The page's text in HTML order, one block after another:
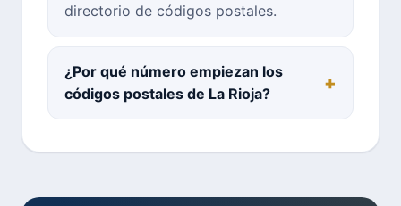
directorio de códigos postales.
¿Por qué número empiezan los
códigos postales de La Rioja?